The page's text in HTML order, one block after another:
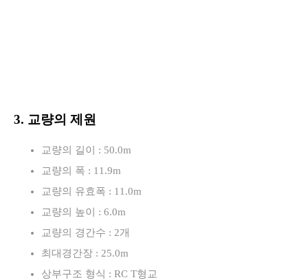
3. 교량의 제원
교량의 길이 : 50.0m
교량의 폭 : 11.9m
교량의 유효폭 : 11.0m
교량의 높이 : 6.0m
교량의 경간수 : 2개
최대경간장 : 25.0m
상부구조 형식 : RC T형교